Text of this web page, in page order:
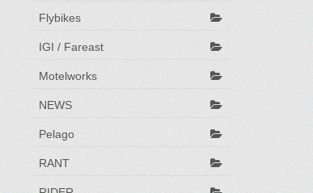
Flybikes
IGI / Fareast
Motelworks
NEWS
Pelago
RANT